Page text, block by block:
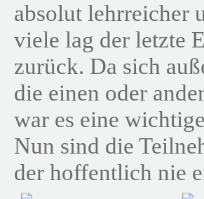
absolut lehrreicher
viele lag der letzte
zurück. Da sich
die einen oder
war es eine
Nun sind die
der hoffentlich nie